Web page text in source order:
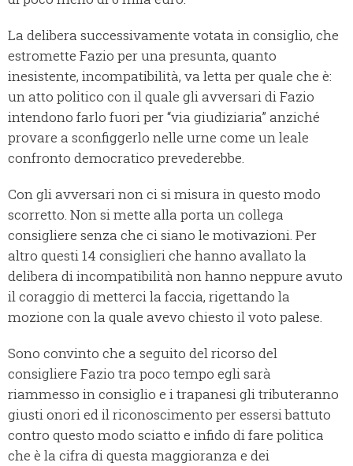
La delibera successivamente votata in consiglio, che
estromette Fazio per una presunta, quanto
inesistente, incompatibilità, va letta per quale che è:
un atto politico con il quale gli avversari di Fazio
intendono farlo fuori per “via giudiziaria” anziché
provare a sconfiggerlo nelle urne come un leale
confronto democratico prevederebbe.
Con gli avversari non ci si misura in questo modo
scorretto. Non si mette alla porta un collega
consigliere senza che ci siano le motivazioni. Per
altro questi 14 consiglieri che hanno avallato la
delibera di incompatibilità non hanno neppure avuto
il coraggio di metterci la faccia, rigettando la
mozione con la quale avevo chiesto il voto palese.
Sono convinto che a seguito del ricorso del
consigliere Fazio tra poco tempo egli sarà
riammesso in consiglio e i trapanesi gli tributeranno
giusti onori ed il riconoscimento per essersi battuto
contro questo modo sciatto e infido di fare politica
che è la cifra di questa maggioranza e dei